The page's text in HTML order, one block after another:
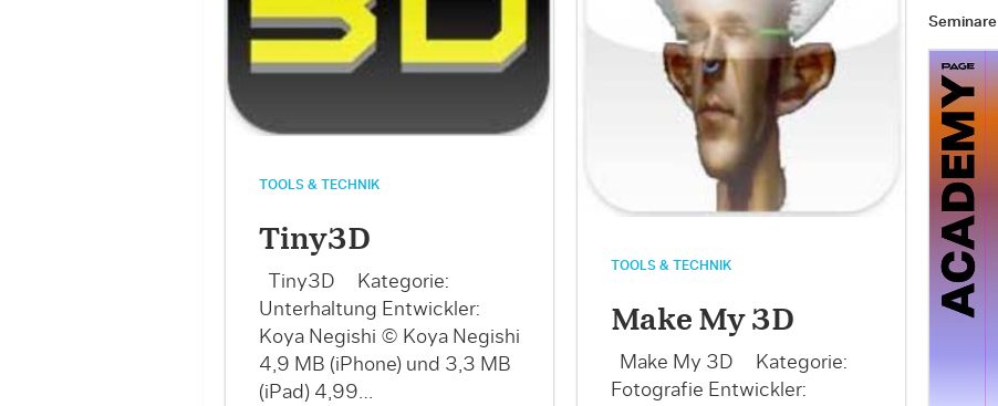
TOOLS & TECHNIK
Tiny3D
Tiny3D Kategorie:
Unterhaltung Entwickler:
Koya Negishi © Koya Negishi
4,9 MB (iPhone) und 3,3 MB
(iPad) 4,99…
TOOLS & TECHNIK
Make My 3D
Make My 3D Kategorie:
Fotografie Entwickler:
Seminare